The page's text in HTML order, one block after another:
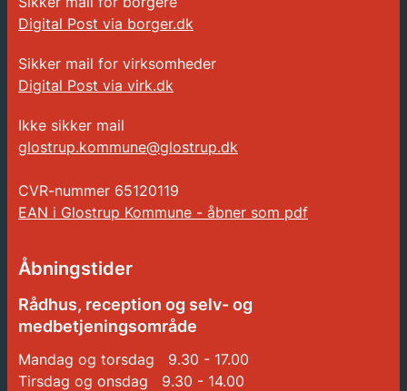
Digital Post via borger.dk
Sikker mail for virksomheder
Digital Post via virk.dk
Ikke sikker mail
glostrup.kommune@glostrup.dk
CVR-nummer 65120119
EAN i Glostrup Kommune - åbner som pdf
Åbningstider
Rådhus, reception og selv- og
medbetjeningsområde
Mandag og torsdag 9.30 - 17.00
Tirsdag og onsdag 9.30 - 14.00